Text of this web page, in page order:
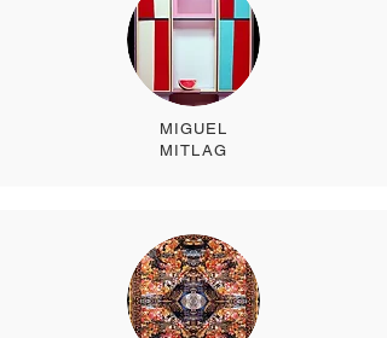
MIGUEL
MITLAG